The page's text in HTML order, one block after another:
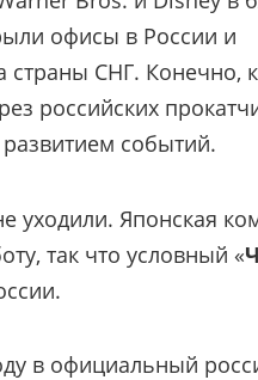
офисы в России и
страны СНГ. Конечно,
российских
событий.
уходили. Японская
так что условный «
в официальный